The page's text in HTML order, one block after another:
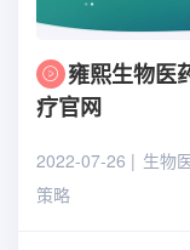
雍熙生物医
疗官网
2022-07-26 生物
策略